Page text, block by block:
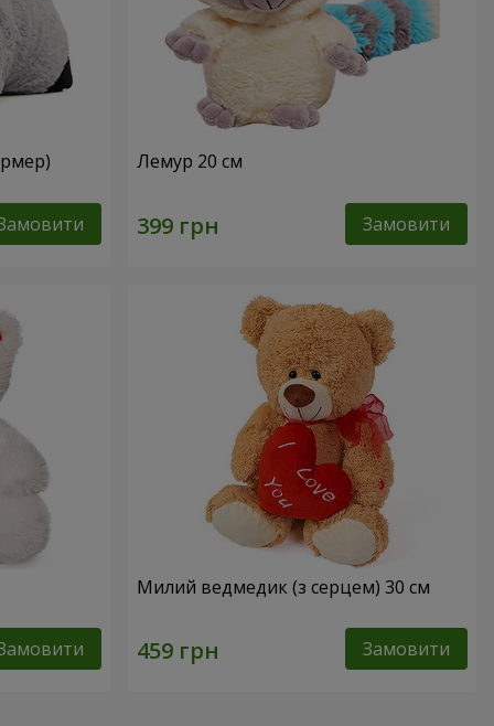
Лемур 20 см
Замовити
Милий ведмедик (з серцем) 30 см
Замовити